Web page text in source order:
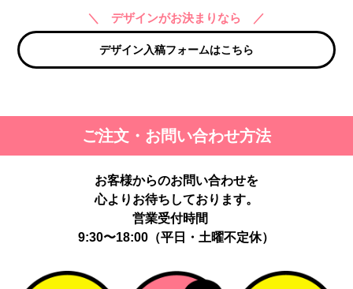
＼ デザインがお決まりなら ／
デザイン入稿フォームはこちら
ご注文・お問い合わせ方法
お客様からのお問い合わせを
心よりお待ちしております。
営業受付時間
9:30〜18:00（平日・土曜不定休）